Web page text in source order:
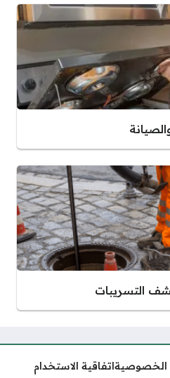
التسريبات
الخصوصيةاتفاقية الاستخدام